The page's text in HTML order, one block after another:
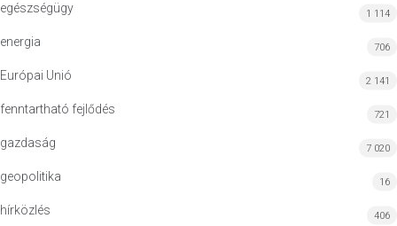
egészségügy 1 114
energia 706
Európai Unió 2 141
fenntartható fejlődés 721
gazdaság 7 020
geopolitika 16
hírközlés 406